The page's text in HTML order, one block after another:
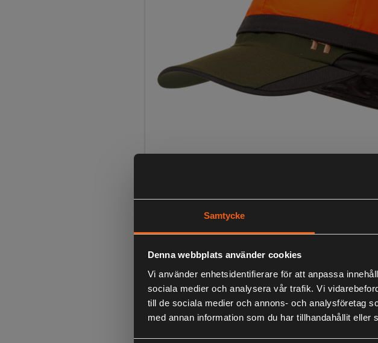
Samtycke
Denna webbplats använder cookies
Vi använder enhetsidentifierare för att anpassa
sociala medier och analysera vår trafik. Vi
till de sociala medier och annons- och analysföretag
med annan information som du har tillhandahållit